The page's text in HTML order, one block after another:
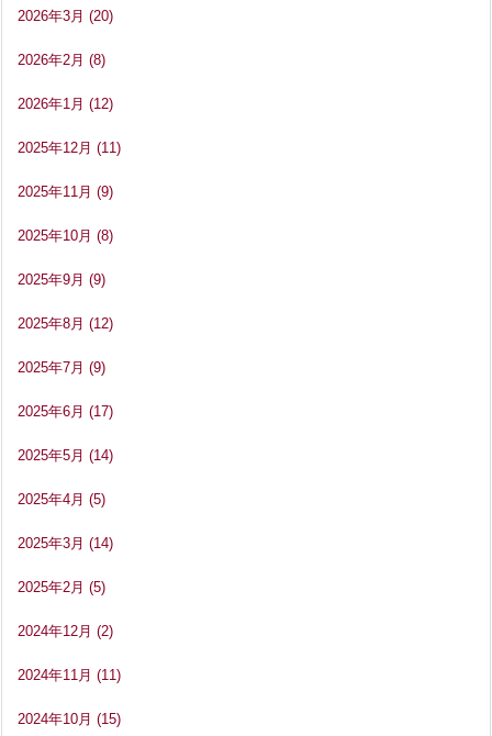
2026年3月 (20)
2026年2月 (8)
2026年1月 (12)
2025年12月 (11)
2025年11月 (9)
2025年10月 (8)
2025年9月 (9)
2025年8月 (12)
2025年7月 (9)
2025年6月 (17)
2025年5月 (14)
2025年4月 (5)
2025年3月 (14)
2025年2月 (5)
2024年12月 (2)
2024年11月 (11)
2024年10月 (15)